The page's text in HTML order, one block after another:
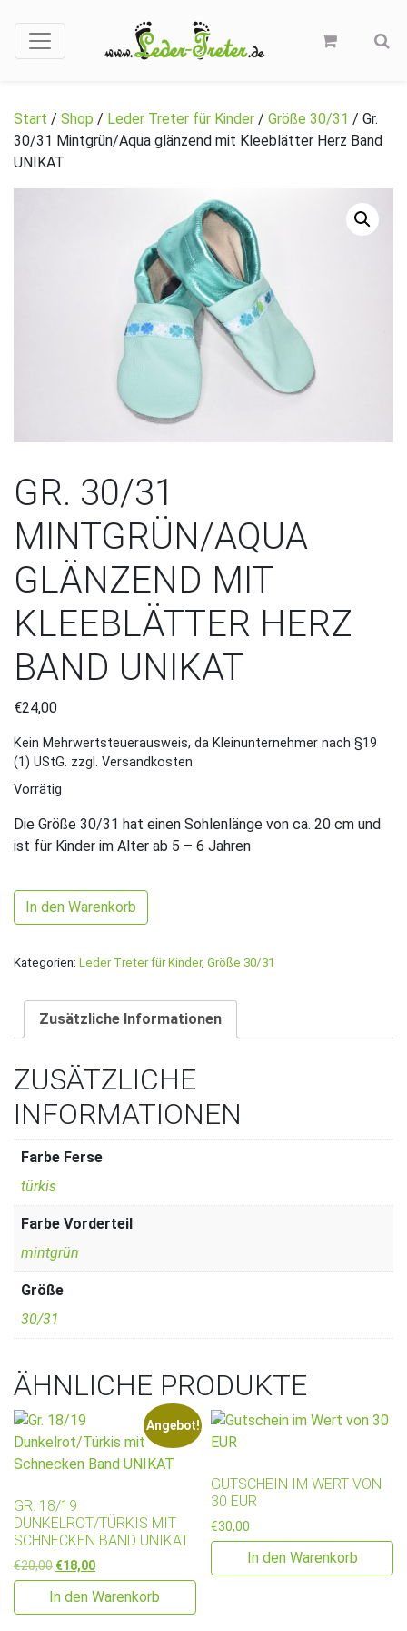
Start / Shop / Leder Treter für Kinder / Größe 30/31 / Gr.
30/31 Mintgrün/Aqua glänzend mit Kleeblätter Herz Band
UNIKAT
GR. 30/31
MINTGRÜN/AQUA
GLÄNZEND MIT
KLEEBLÄTTER HERZ
BAND UNIKAT
€24,00
Kein Mehrwertsteuerausweis, da Kleinunternehmer nach §19
(1) UStG. zzgl. Versandkosten
Vorrätig
Die Größe 30/31 hat einen Sohlenlänge von ca. 20 cm und
ist für Kinder im Alter ab 5 – 6 Jahren
Gr. 30/31 Mintgrün/Aqua glänzend mit Kleeblätter Herz Band
In den Warenkorb
Kategorien: Leder Treter für Kinder, Größe 30/31
Zusätzliche Informationen
ZUSÄTZLICHE
INFORMATIONEN
Farbe Ferse
türkis
Farbe Vorderteil
mintgrün
Größe
30/31
ÄHNLICHE PRODUKTE
Angebot!
GR. 18/19
DUNKELROT/TÜRKIS MIT
SCHNECKEN BAND UNIKAT
€20,00 Ursprünglicher Preis war: €20,00
€18,00Aktueller Preis ist: €18,00.
In den Warenkorb
GUTSCHEIN IM WERT VON
30 EUR
€30,00
In den Warenkorb